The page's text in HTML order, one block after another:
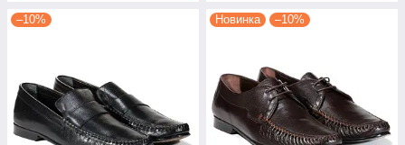
–10% Новинка –10%